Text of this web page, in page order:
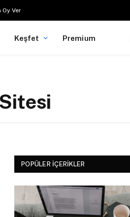
Oy Ver
Keşfet Premium
POPÜLER İÇERIKLER